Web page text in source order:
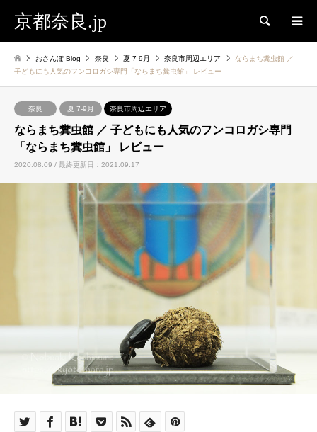
京都奈良.jp 検索
おさんぽ Blog 奈良 夏 7-9月 奈良市周辺エリア
ならまち糞虫館 ／
子どもにも人気のフンコロガシ専門「ならまち糞虫館」 レビュー
奈良 夏 7-9月 奈良市周辺エリア
ならまち糞虫館 ／ 子どもにも人気のフンコロガシ専門
「ならまち糞虫館」 レビュー
2020.08.09 / 最終更新日：2021.09.17